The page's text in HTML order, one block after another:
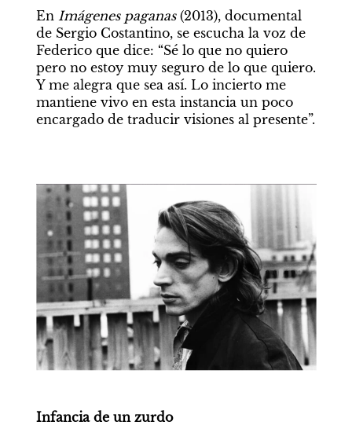
En Imágenes paganas (2013), documental
de Sergio Costantino, se escucha la voz de
Federico que dice: “Sé lo que no quiero
pero no estoy muy seguro de lo que quiero.
Y me alegra que sea así. Lo incierto me
mantiene vivo en esta instancia un poco
encargado de traducir visiones al presente”.
Infancia de un zurdo